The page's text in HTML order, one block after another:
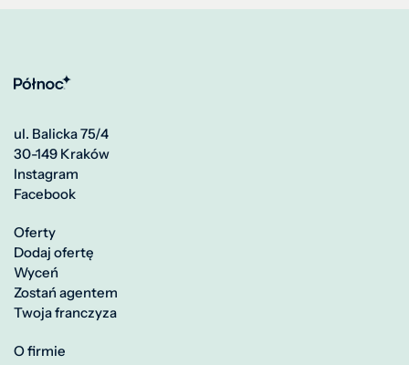
ul. Balicka 75/4
30-149 Kraków
Instagram
Facebook
Oferty
Dodaj ofertę
Wyceń
Zostań agentem
Twoja franczyza
O firmie